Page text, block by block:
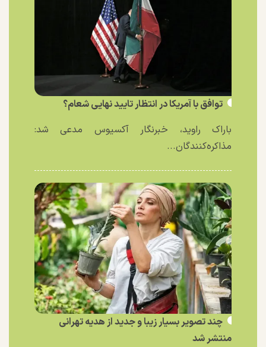
توافق با آمریکا در انتظار تایید نهایی شعام؟
باراک راوید، خبرنگار آکسیوس مدعی شد:
مذاکره‌کنندگان...
چند تصویر بسیار زیبا و جدید از هدیه تهرانی
منتشر شد